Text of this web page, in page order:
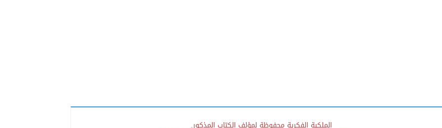
الملكية الفكرية محفوظة لمؤلف الكتاب المذكور.